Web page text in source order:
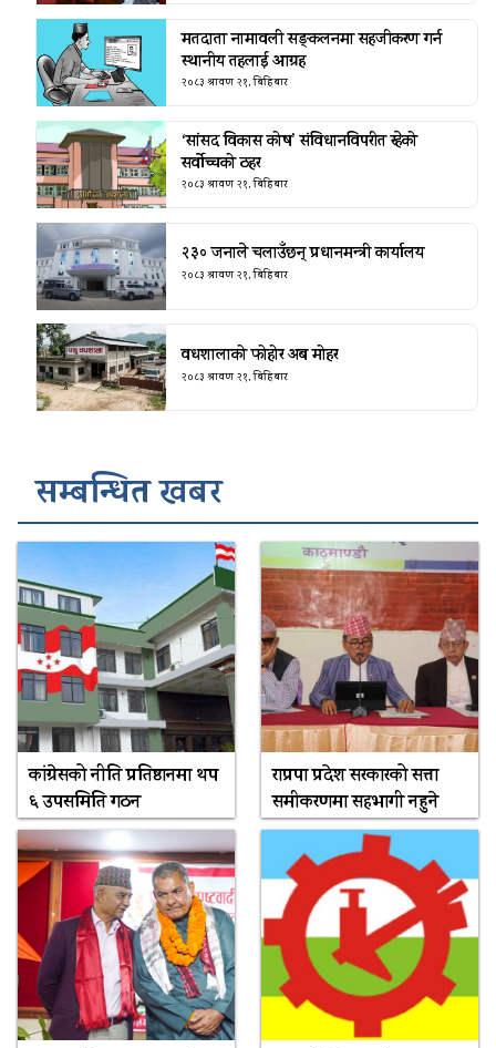
मतदाता नामावली सङ्कलनमा सहजीकरण गर्न
स्थानीय तहलाई आग्रह
२०८३ श्रावण २१, बिहिबार
‘सांसद विकास कोष’ संविधानविपरीत रहेको
सर्वोच्चको ठहर
२०८३ श्रावण २१, बिहिबार
२३० जनाले चलाउँछन् प्रधानमन्त्री कार्यालय
२०८३ श्रावण २१, बिहिबार
वधशालाको फोहोर अब मोहर
२०८३ श्रावण २१, बिहिबार
सम्बन्धित खबर
कांग्रेसको नीति प्रतिष्ठानमा थप
६ उपसमिति गठन
राप्रपा प्रदेश सरकारको सत्ता
समीकरणमा सहभागी नहुने